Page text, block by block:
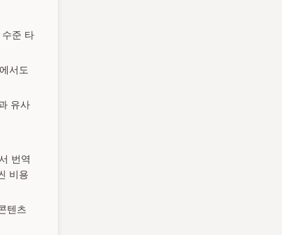
준 타
서도
유사
번역
비용
텐츠